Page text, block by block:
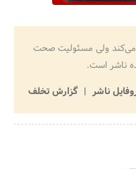
می‌کند ولی مسئولیت صحت
ناشر است.
ناشر
گزارش تخلف